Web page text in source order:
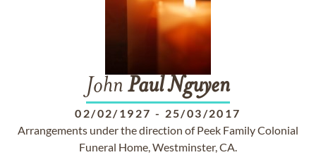
John PaulNguyen
02/02/1927 - 25/03/2017
Arrangements under the direction of Peek Family Colonial
Funeral Home, Westminster, CA.